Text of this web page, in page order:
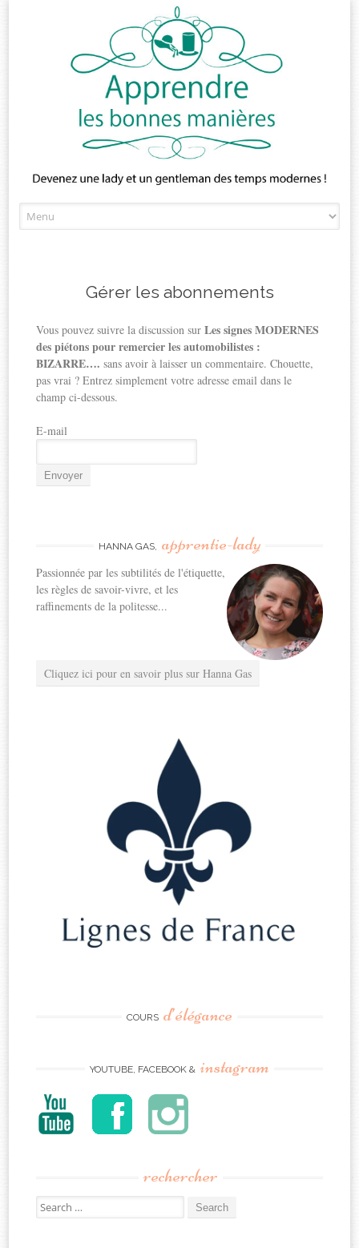
to
Gérer les abonnements
Vous pouvez suivre la discussion surLes signes MODERNES
des piétons pour remercier les automobilistes :
BIZARRE…. sans avoir à laisser un commentaire. Chouette,
pas vrai ? Entrez simplement votre adresse email dans le
champ ci-dessous.
E-mail
HANNA GAS, apprentie-lady
Passionnée par les subtilités de l'étiquette,
les règles de savoir-vivre, et les
raffinements de la politesse...
Cliquez ici pour en savoir plus sur Hanna Gas
COURS d’élégance
YOUTUBE, FACEBOOK & instagram
rechercher
Search
for: